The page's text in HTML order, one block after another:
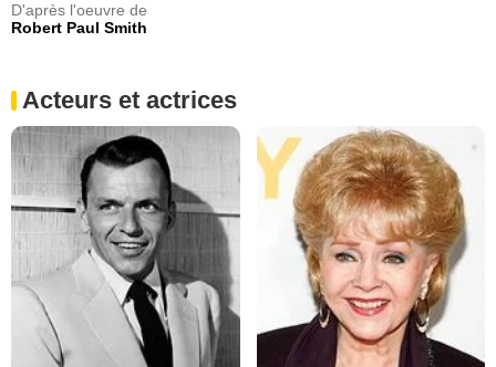
D'après l'oeuvre de
Robert Paul Smith
Acteurs et actrices